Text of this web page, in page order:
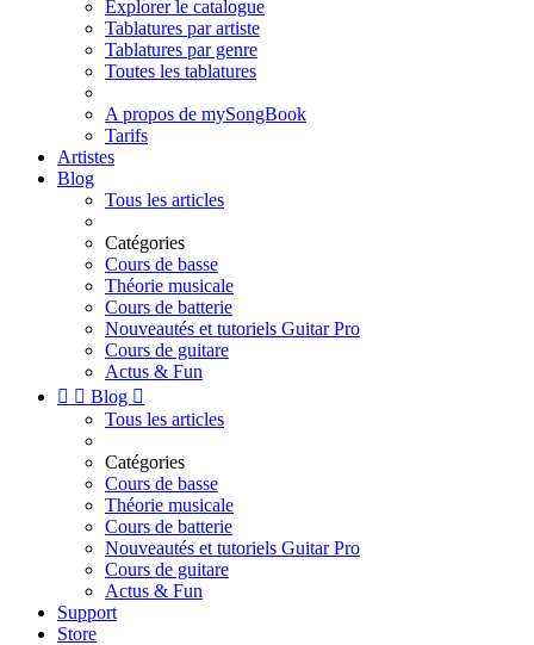
Explorer le catalogue
Tablatures par artiste
Tablatures par genre
Toutes les tablatures
A propos de mySongBook
Tarifs
Artistes
Blog
Tous les articles
Catégories
Cours de basse
Théorie musicale
Cours de batterie
Nouveautés et tutoriels Guitar Pro
Cours de guitare
Actus & Fun
  Blog 
Tous les articles
Catégories
Cours de basse
Théorie musicale
Cours de batterie
Nouveautés et tutoriels Guitar Pro
Cours de guitare
Actus & Fun
Support
Store